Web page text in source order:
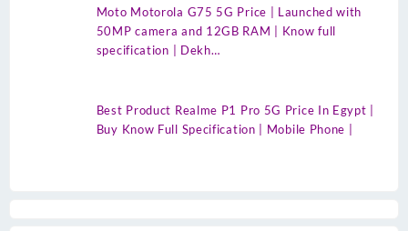
Moto Motorola G75 5G Price | Launched with
50MP camera and 12GB RAM | Know full
specification | Dekh…
Best Product Realme P1 Pro 5G Price In Egypt |
Buy Know Full Specification | Mobile Phone |